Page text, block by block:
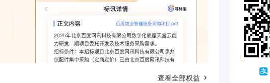
查看全部权益